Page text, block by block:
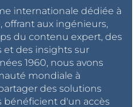
recherche et de
à Schenectady, NY.
laSilicon Power
internationale dédiée à
offrant aux ingénieurs,
du contenu expert, des
et des insights sur
1960, nous avons
mondiale à
des solutions
bénéficient d'un accès